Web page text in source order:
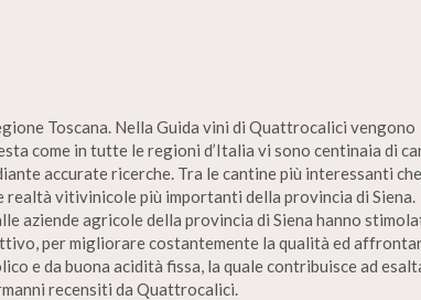
Toscana. Nella Guida vini di Quattrocalici vengono
come in tutte le regioni d’Italia vi sono centinaia di
accurate ricerche. Tra le cantine più interessanti che
realtà vitivinicole più importanti della provincia di Siena.
aziende agricole della provincia di Siena hanno
per migliorare costantemente la qualità ed
e da buona acidità fissa, la quale contribuisce ad
recensiti da Quattrocalici.